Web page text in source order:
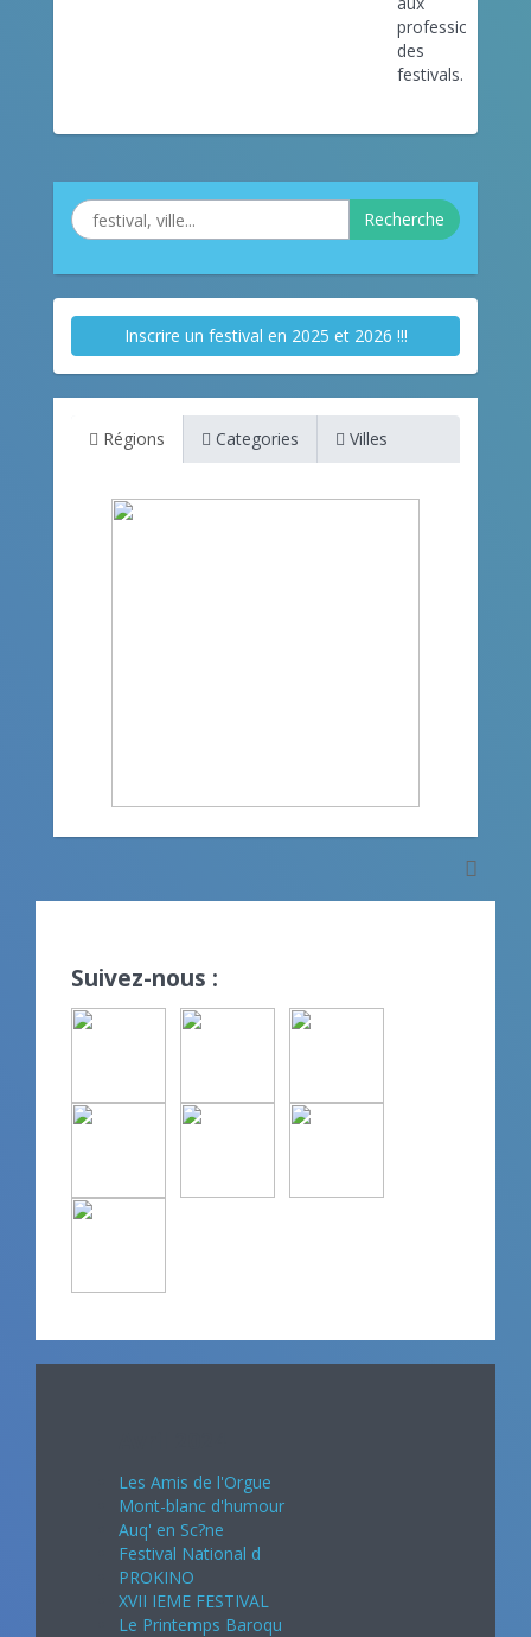
professionnels
des
festivals.
Recherche
Inscrire un festival en 2025 et 2026 !!!
Régions Categories Villes
Suivez-nous :
Les Amis de l'Orgue
Mont-blanc d'humour
Auq' en Sc?ne
Festival National d
PROKINO
XVII IEME FESTIVAL
Le Printemps Baroqu